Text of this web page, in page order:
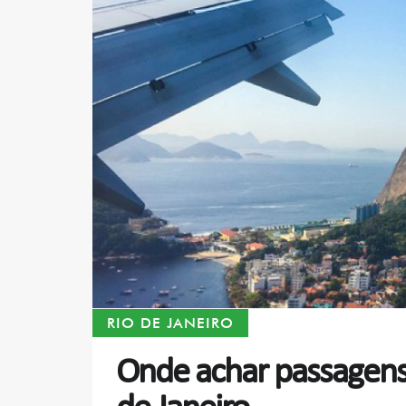
RIO DE JANEIRO
Onde achar